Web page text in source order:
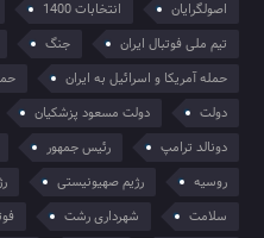
اصولگرایان
انتخابات 1400
تیم ملی فوتبال ایران
جنگ
حمله آمریکا و اسرائیل به ایران
دولت
دولت مسعود پزشکیان
دونالد ترامپ
رئیس جمهور
روسیه
رژیم صهیونیستی
سلامت
شهرداری رشت